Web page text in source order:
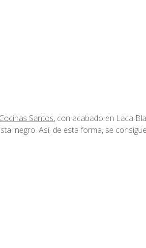
Cocinas Santos, con acabado en Laca
negro. Así, de esta forma, se